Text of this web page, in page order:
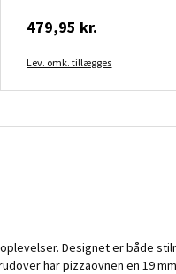
479,95 kr.
Lev. omk. tillægges
Designet er både
har pizzaovnen en 19